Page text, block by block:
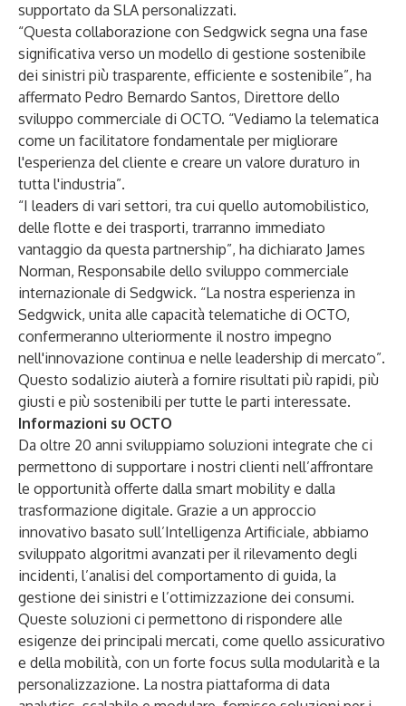
supportato da SLA personalizzati.
“Questa collaborazione con Sedgwick segna una fase
significativa verso un modello di gestione sostenibile
dei sinistri più trasparente, efficiente e sostenibile”, ha
affermato Pedro Bernardo Santos, Direttore dello
sviluppo commerciale di OCTO. “Vediamo la telematica
come un facilitatore fondamentale per migliorare
l'esperienza del cliente e creare un valore duraturo in
tutta l'industria”.
“I leaders di vari settori, tra cui quello automobilistico,
delle flotte e dei trasporti, trarranno immediato
vantaggio da questa partnership”, ha dichiarato James
Norman, Responsabile dello sviluppo commerciale
internazionale di Sedgwick. “La nostra esperienza in
Sedgwick, unita alle capacità telematiche di OCTO,
confermeranno ulteriormente il nostro impegno
nell'innovazione continua e nelle leadership di mercato”.
Questo sodalizio aiuterà a fornire risultati più rapidi, più
giusti e più sostenibili per tutte le parti interessate.
Informazioni su OCTO
Da oltre 20 anni sviluppiamo soluzioni integrate che ci
permettono di supportare i nostri clienti nell’affrontare
le opportunità offerte dalla smart mobility e dalla
trasformazione digitale. Grazie a un approccio
innovativo basato sull’Intelligenza Artificiale, abbiamo
sviluppato algoritmi avanzati per il rilevamento degli
incidenti, l’analisi del comportamento di guida, la
gestione dei sinistri e l’ottimizzazione dei consumi.
Queste soluzioni ci permettono di rispondere alle
esigenze dei principali mercati, come quello assicurativo
e della mobilità, con un forte focus sulla modularità e la
personalizzazione. La nostra piattaforma di data